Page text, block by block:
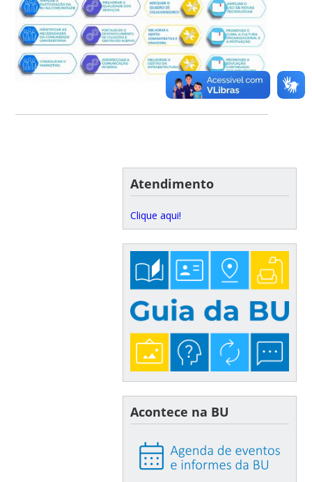
Atendimento
Clique aqui!
Acontece na BU